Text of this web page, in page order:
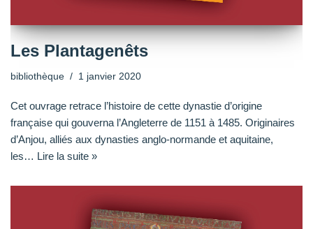
Les Plantagenêts
bibliothèque 1 janvier 2020
Cet ouvrage retrace l’histoire de cette dynastie d’origine
française qui gouverna l’Angleterre de 1151 à 1485. Originaires
d’Anjou, alliés aux dynasties anglo-normande et aquitaine,
les… Lire la suite »